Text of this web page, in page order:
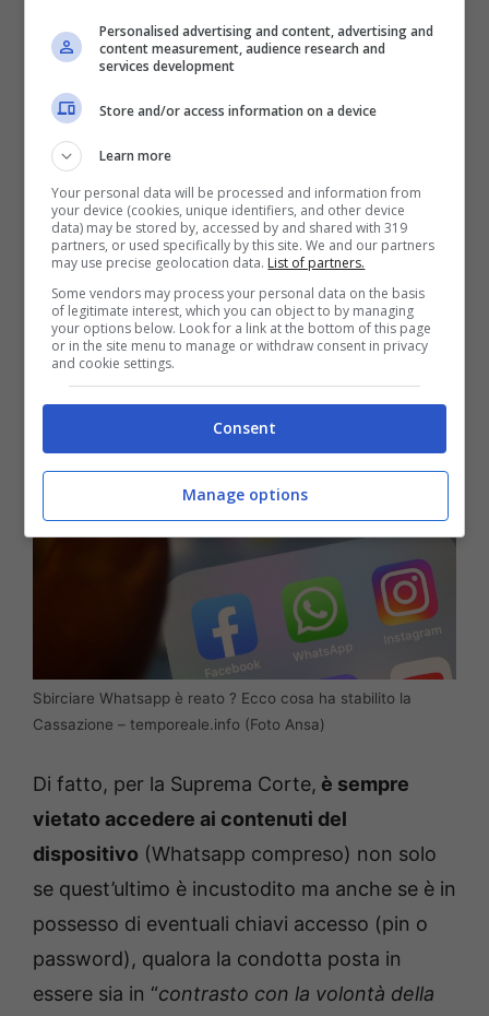
La Cassazione ha rigettato il ricorso,
stabilendo che l’accesso illecito al telefono
altrui si configura non solo con l’effettiva
violazione di misure di sicurezza informatica
ma anche quando l’ingresso nel sistema
avviene con la piena consapevolezza
dell’illiceità della condotta
e contro la
volontà del proprietario.
Sbirciare Whatsapp è reato ? Ecco cosa ha stabilito la
Cassazione – temporeale.info (Foto Ansa)
Di fatto, per la Suprema Corte, è sempre
vietato accedere ai contenuti del
dispositivo (Whatsapp compreso) non solo
se quest’ultimo è incustodito ma anche se è in
possesso di eventuali chiavi accesso (pin o
password), qualora la condotta posta in
essere sia in “contrasto con la volontà della
Personalised advertising and content, advertising and
content measurement, audience research and
services development
Store and/or access information on a device
Learn more
Your personal data will be processed and information from
your device (cookies, unique identifiers, and other device
data) may be stored by, accessed by and shared with 319
partners, or used specifically by this site. We and our partners
may use precise geolocation data. List of partners.
Some vendors may process your personal data on the basis
of legitimate interest, which you can object to by managing
your options below. Look for a link at the bottom of this page
or in the site menu to manage or withdraw consent in privacy
and cookie settings.
Consent
Manage options